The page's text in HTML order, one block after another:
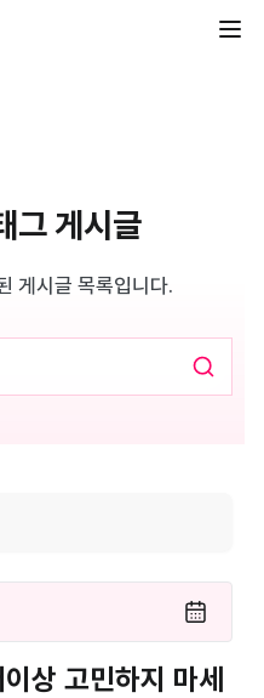
그 게시글
게시글 목록입니다.
상 고민하지 마세